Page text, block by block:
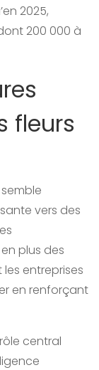
2025,
200 000 à
fleurs
vers des
plus des
entreprises
en renforçant
central